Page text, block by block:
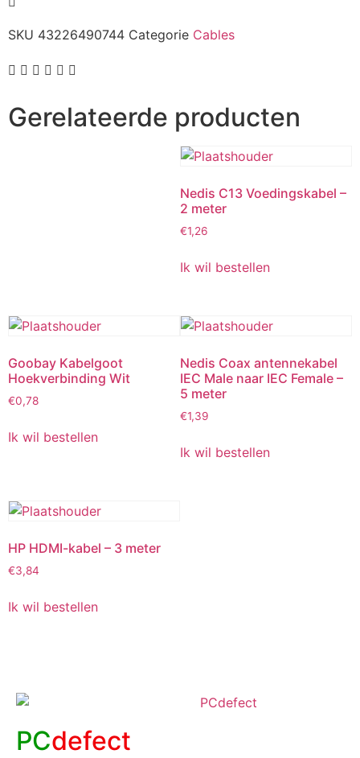
SKU 43226490744 Categorie Cables
Gerelateerde producten
Nedis C13 Voedingskabel –
2 meter
€1,26
Ik wil bestellen
Goobay Kabelgoot
Hoekverbinding Wit
€0,78
Ik wil bestellen
Nedis Coax antennekabel
IEC Male naar IEC Female –
5 meter
€1,39
Ik wil bestellen
HP HDMI-kabel – 3 meter
€3,84
Ik wil bestellen
PCdefect